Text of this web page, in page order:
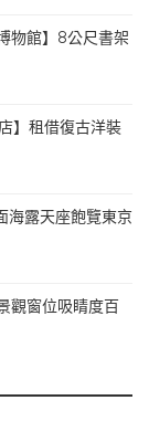
物館】8公尺書架
】租借復古洋裝
海露天座飽覽東京
觀窗位吸睛度百